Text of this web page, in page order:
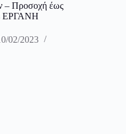
– Προσοχή έως
ΕΡΓΑΝΗ
02/2023